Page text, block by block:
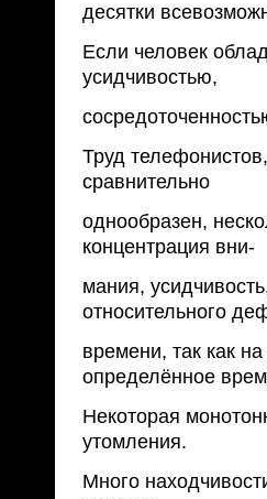
десятки
Если человек
усидчивостью,
Труд
сравнительно
однообразен,
концентрация вни-
мания,
относительного
времени, так как
определённое
Некоторая
утомления.
Много